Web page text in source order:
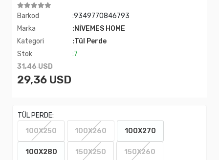
Barkod
:9349770846793
Marka
:NİVEMES HOME
Kategori
:Tül Perde
Stok
:7
31,46 USD
29,36 USD
TÜL PERDE:
100X250
100X260 100X270
100X280 150X250 150X260